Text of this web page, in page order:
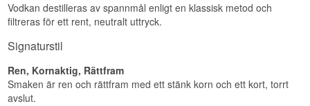
Typ: Engelsk Vodka
ABV: 40,6%
Storlek: 70 CL
Serveringsförslag: Iskall ur frysen i ett litet glas,
eller som bas i en Moscow Mule eller Vodka
Vodkan destilleras av spannmål enligt en klassisk metod och
filtreras för ett rent, neutralt uttryck.
Signaturstil
Ren, Kornaktig, Rättfram
Smaken är ren och rättfram med ett stänk korn och ett kort, torrt
avslut.